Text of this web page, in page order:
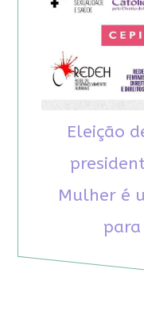
Eleição
Mulher é